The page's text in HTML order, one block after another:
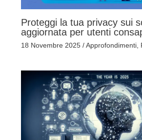
Proteggi la tua privacy sui
aggiornata per utenti
18 Novembre 2025 /Approfondimenti,